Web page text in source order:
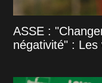
ASSE :
négativité" :